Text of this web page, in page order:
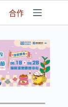
合作媒體